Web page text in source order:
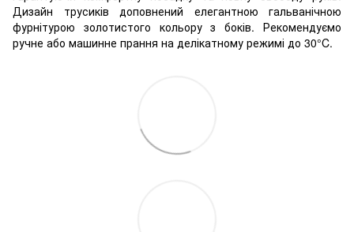
Дизайн трусиків доповнений елегантною гальванічною
фурнітурою золотистого кольору з боків. Рекомендуємо
ручне або машинне прання на делікатному режимі до 30°C.